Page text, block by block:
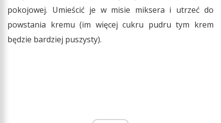
pokojowej. Umieścić je w misie miksera i utrzeć do
powstania kremu (im więcej cukru pudru tym krem
będzie bardziej puszysty).